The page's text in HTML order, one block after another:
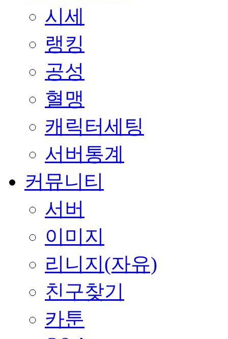
시세
랭킹
공성
혈맹
캐릭터세팅
서버통계
커뮤니티
서버
이미지
리니지(자유)
친구찾기
카툰